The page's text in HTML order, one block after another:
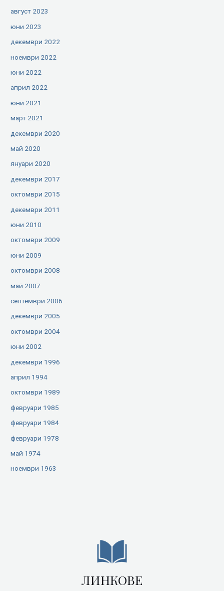
август 2023
юни 2023
декември 2022
ноември 2022
юни 2022
април 2022
юни 2021
март 2021
декември 2020
май 2020
януари 2020
декември 2017
октомври 2015
декември 2011
юни 2010
октомври 2009
юни 2009
октомври 2008
май 2007
септември 2006
декември 2005
октомври 2004
юни 2002
декември 1996
април 1994
октомври 1989
февруари 1985
февруари 1984
февруари 1978
май 1974
ноември 1963
ЛИНКОВЕ